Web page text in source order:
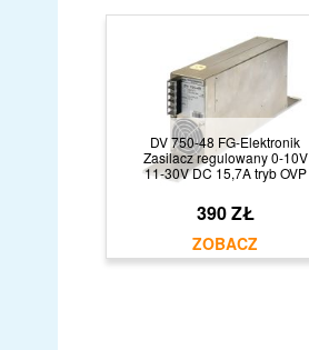
DV 750-48 FG-Elektronik
Zasilacz regulowany 0-10V
11-30V DC 15,7A tryb OVP
390 ZŁ